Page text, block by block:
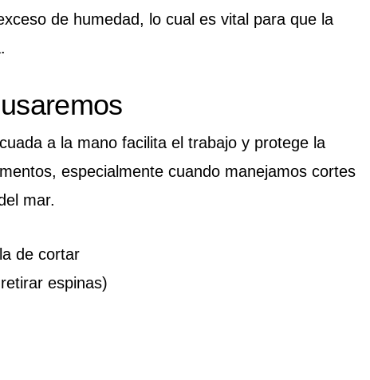
de humedad, lo cual es vital para que la
a la mano facilita el trabajo y protege la
especialmente cuando manejamos cortes
mar.
de cortar
espinas)